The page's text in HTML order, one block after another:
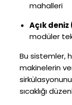
mahalleri
Açık
modüler
Bu sistemler,
makinelerin
sıcaklığı